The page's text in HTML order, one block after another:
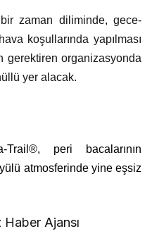
zaman diliminde, gece-
koşullarında yapılması
gerektiren organizasyonda
yer alacak.
Trail®, peri bacalarının
atmosferinde yine eşsiz
Ajansı